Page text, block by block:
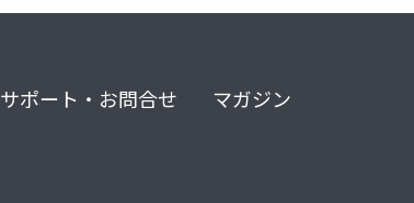
サポート・お問合せ マガジン